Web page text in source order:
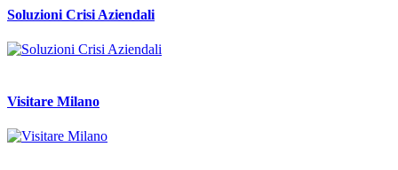
Soluzioni Crisi Aziendali
Visitare Milano